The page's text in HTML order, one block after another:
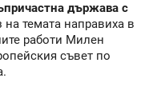
държава с
на темата направиха в
работи Милен
съвет по